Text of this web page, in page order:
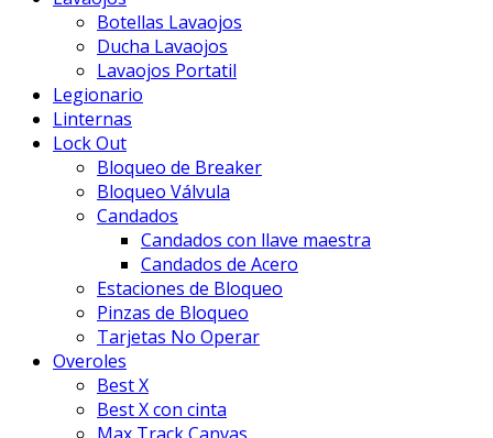
Botellas Lavaojos
Ducha Lavaojos
Lavaojos Portatil
Legionario
Linternas
Lock Out
Bloqueo de Breaker
Bloqueo Válvula
Candados
Candados con llave maestra
Candados de Acero
Estaciones de Bloqueo
Pinzas de Bloqueo
Tarjetas No Operar
Overoles
Best X
Best X con cinta